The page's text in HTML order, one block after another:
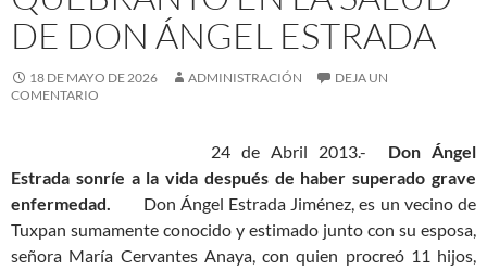
DE DON ÁNGEL ESTRADA
18 DE MAYO DE 2026 ADMINISTRACIÓN
DEJA UN
COMENTARIO
24 de Abril 2013.- Don Ángel
Estrada sonríe a la vida después de haber superado grave
enfermedad.
Don Ángel Estrada Jiménez, es un vecino de
Tuxpan sumamente conocido y estimado junto con su esposa,
señora María Cervantes Anaya, con quien procreó 11 hijos,